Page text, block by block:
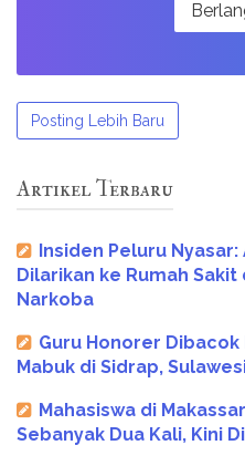
Posting Lebih Baru
Artikel Terbaru
Insiden Peluru Nyasar:
Dilarikan ke Rumah
Narkoba
Guru Honorer
Mabuk di Sidrap,
Mahasiswa di
Sebanyak Dua Kali, Kini